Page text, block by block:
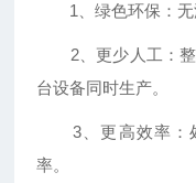
1、绿色环保：无
2、更少人工：整
台设备同时生产。
3、更高效率：
率。